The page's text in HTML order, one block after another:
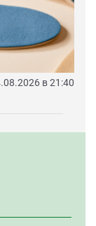
в 21:40